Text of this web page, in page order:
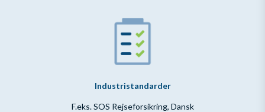
Industristandarder
F.eks. SOS Rejseforsikring, Dansk